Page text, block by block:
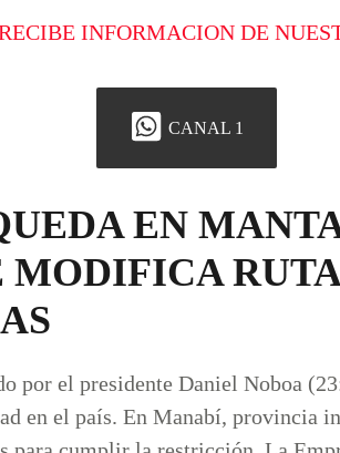
INFORMACION DE
CANAL 1
EN
MODIFICA
por el presidente Daniel Noboa
en el país. En Manabí, provincia